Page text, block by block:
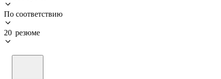
По соответствию
20 резюме